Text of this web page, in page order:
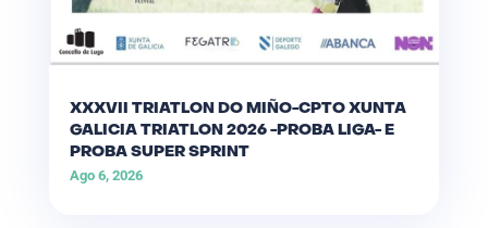
XXXVII TRIATLON DO MIÑO-CPTO XUNTA
GALICIA TRIATLON 2026 -PROBA LIGA- E
PROBA SUPER SPRINT
Ago 6, 2026